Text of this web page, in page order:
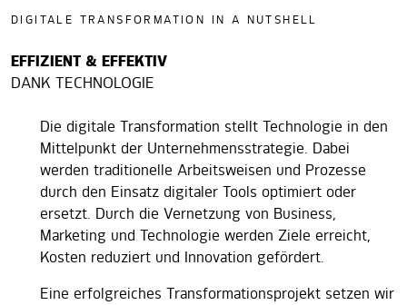
DIGITALE TRANSFORMATION IN A NUTSHELL
EFFIZIENT & EFFEKTIV
DANK TECHNOLOGIE
Die digitale Transformation stellt Technologie in den
Mittelpunkt der Unternehmensstrategie. Dabei
werden traditionelle Arbeitsweisen und Prozesse
durch den Einsatz digitaler Tools optimiert oder
ersetzt. Durch die Vernetzung von Business,
Marketing und Technologie werden Ziele erreicht,
Kosten reduziert und Innovation gefördert.
Eine erfolgreiches Transformationsprojekt setzen wir